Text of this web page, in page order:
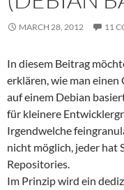
MARCH 28, 2012 11
In diesem Beitrag
erklären, wie man einen
auf einem Debian
für kleinere
Irgendwelche
nicht möglich, jeder hat
Repositories.
Im Prinzip wird ein